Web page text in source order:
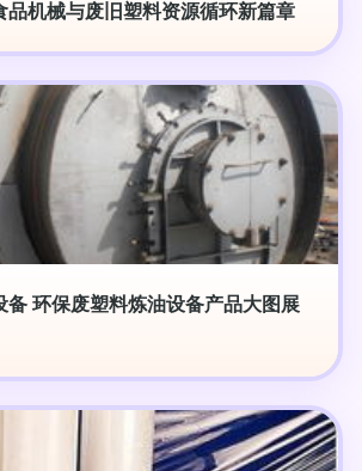
品机械与废旧塑料资源循环新篇章
备 环保废塑料炼油设备产品大图展